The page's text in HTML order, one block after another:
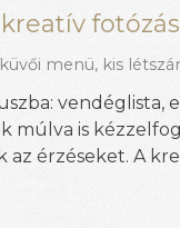
menü, kis
vendéglista,
múlva is
az érzéseket. A